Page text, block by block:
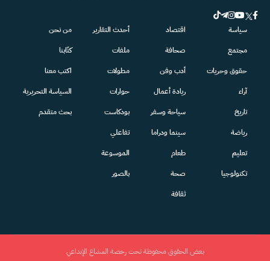
سياسة
مجتمع
حقوق وحريات
آراء
تاريخ
رياضة
تعليم
تكنولوجيا
اقتصاد
صحافة
أدب وفن
ريادة أعمال
سياحة وسفر
سينما ودراما
طعام
صحة
ثقافة
أحدث التقارير
ملفات
مطولات
حوارات
بودكاست
تفاعلي
الموسوعة
بالصور
من نحن
كتّابنا
اكتب معنا
السياسة التحريرية
بحث متقدم
بعض الحقوق محفوظة تحت رخصة المشاع الإبداعي